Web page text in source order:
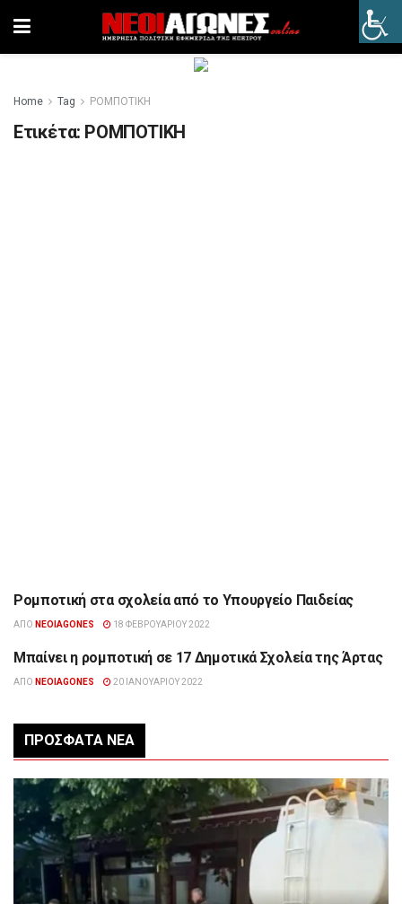
Home Tag ΡΟΜΠΟΤΙΚΗ
Ετικέτα: ΡΟΜΠΟΤΙΚΗ
ΔΙΆΦΟΡΑ
Ρομποτική στα σχολεία από το Υπουργείο Παιδείας
ΑΠΌ NEOIAGONES 18 ΦΕΒΡΟΥΑΡΊΟΥ 2022
ΉΠΕΙΡΟΣ
Μπαίνει η ρομποτική σε 17 Δημοτικά Σχολεία της Άρτας
ΑΠΌ NEOIAGONES 20 ΙΑΝΟΥΑΡΊΟΥ 2022
ΠΡΌΣΦΑΤΑ ΝΈΑ